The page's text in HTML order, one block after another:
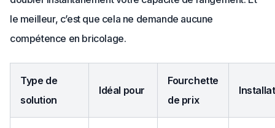
le meilleur, c’est que cela ne demande aucune
compétence en bricolage.
Type de
solution
Idéal pour
Fourchette
de prix